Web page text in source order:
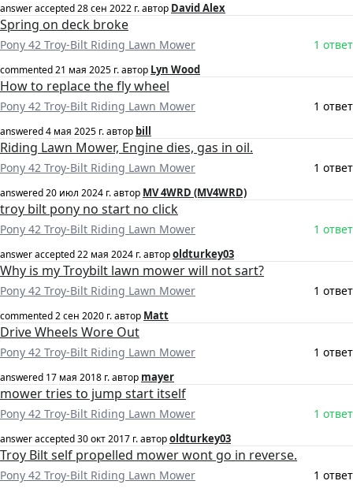
answer accepted28 сен 2022 г.автор David Alex
Spring on deck broke
Pony 42 Troy-Bilt Riding Lawn Mower 1 ответ
commented21 мая 2025 г.автор Lyn Wood
How to replace the fly wheel
Pony 42 Troy-Bilt Riding Lawn Mower 1 ответ
answered4 мая 2025 г.автор bill
Riding Lawn Mower, Engine dies, gas in oil.
Pony 42 Troy-Bilt Riding Lawn Mower 1 ответ
answered20 июл 2024 г.автор MV 4WRD (MV4WRD)
troy bilt pony no start no click
Pony 42 Troy-Bilt Riding Lawn Mower 1 ответ
answer accepted22 мая 2024 г.авторoldturkey03
Why is my Troybilt lawn mower will not sart?
Pony 42 Troy-Bilt Riding Lawn Mower 1 ответ
commented2 сен 2020 г.автор Matt
Drive Wheels Wore Out
Pony 42 Troy-Bilt Riding Lawn Mower 1 ответ
answered 17 мая 2018 г.автор mayer
mower tries to jump start itself
Pony 42 Troy-Bilt Riding Lawn Mower 1 ответ
answer accepted30 окт 2017 г.авторoldturkey03
Troy Bilt self propelled mower wont go in reverse.
Pony 42 Troy-Bilt Riding Lawn Mower 1 ответ